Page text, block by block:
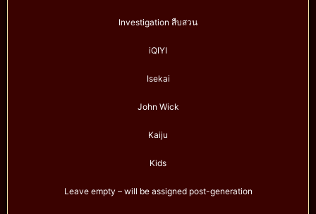
Investigation สืบสวน
iQIYI
Isekai
John Wick
Kaiju
Kids
Leave empty – will be assigned post-generation